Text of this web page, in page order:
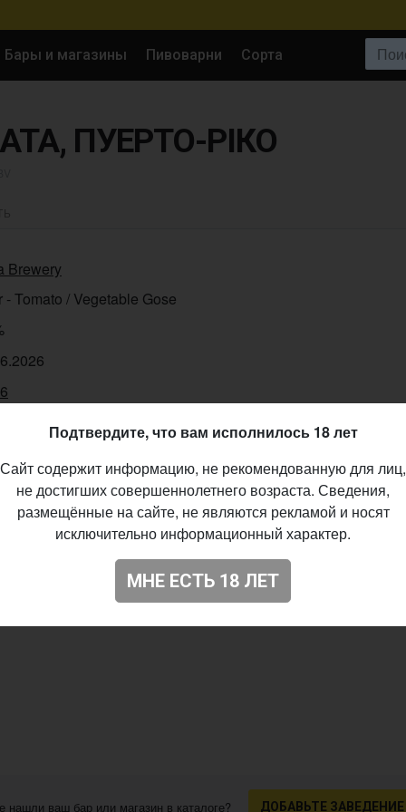
Бары и магазины Пивоварни Сорта
ПУЕРТО-РІКО
Brewery
- Tomato / Vegetable Gose
нашли ваш бар или магазин в каталоге? ДОБАВЬТЕ ЗАВЕДЕНИЕ
Подтвердите, что вам исполнилось 18 лет
Сайт содержит информацию, не рекомендованную для лиц,
не достигших совершеннолетнего возраста. Сведения,
размещённые на сайте, не являются рекламой и носят
исключительно информационный характер.
МНЕ ЕСТЬ 18 ЛЕТ